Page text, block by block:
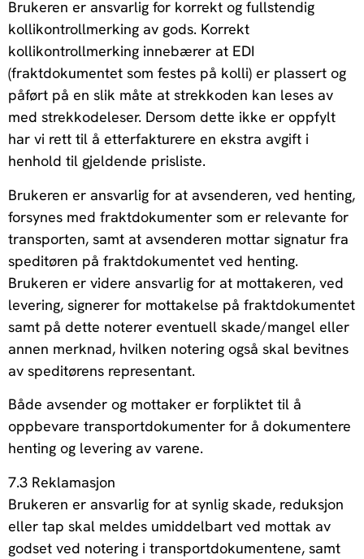
Brukeren er ansvarlig for korrekt og fullstendig
kollikontrollmerking av gods. Korrekt
kollikontrollmerking innebærer at EDI
(fraktdokumentet som festes på kolli) er plassert og
påført på en slik måte at strekkoden kan leses av
med strekkodeleser. Dersom dette ikke er oppfylt
har vi rett til å etterfakturere en ekstra avgift i
henhold til gjeldende prisliste.
Brukeren er ansvarlig for at avsenderen, ved henting,
forsynes med fraktdokumenter som er relevante for
transporten, samt at avsenderen mottar signatur fra
speditøren på fraktdokumentet ved henting.
Brukeren er videre ansvarlig for at mottakeren, ved
levering, signerer for mottakelse på fraktdokumentet
samt på dette noterer eventuell skade/mangel eller
annen merknad, hvilken notering også skal bevitnes
av speditørens representant.
Både avsender og mottaker er forpliktet til å
oppbevare transportdokumenter for å dokumentere
henting og levering av varene.
7.3 Reklamasjon
Brukeren er ansvarlig for at synlig skade, reduksjon
eller tap skal meldes umiddelbart ved mottak av
godset ved notering i transportdokumentene, samt